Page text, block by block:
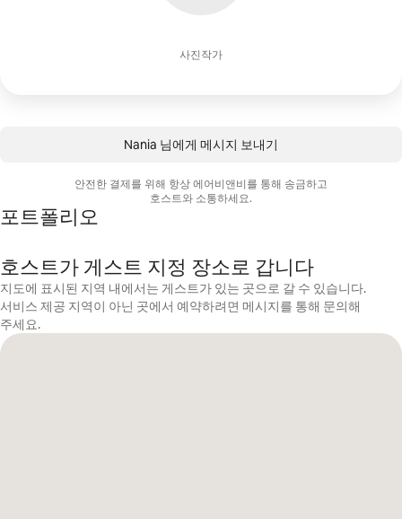
사진작가
Nania 님에게 메시지 보내기
안전한 결제를 위해 항상 에어비앤비를 통해 송금하고
호스트와 소통하세요.
포트폴리오
호스트가 게스트 지정 장소로 갑니다
지도에 표시된 지역 내에서는 게스트가 있는 곳으로 갈 수 있습니다.
서비스 제공 지역이 아닌 곳에서 예약하려면 메시지를 통해 문의해
주세요.